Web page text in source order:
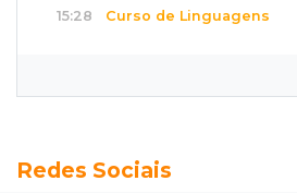
15:28 Curso de Linguagens
Chuva chega à Capital e
Redes Sociais